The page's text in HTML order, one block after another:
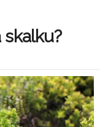
skalku?